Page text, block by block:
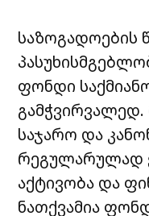
საზოგადოების
ფონდი
გამჭვირვალედ.
საჯარო და
რეგულარულად
აქტივობა და
ნათქვამია